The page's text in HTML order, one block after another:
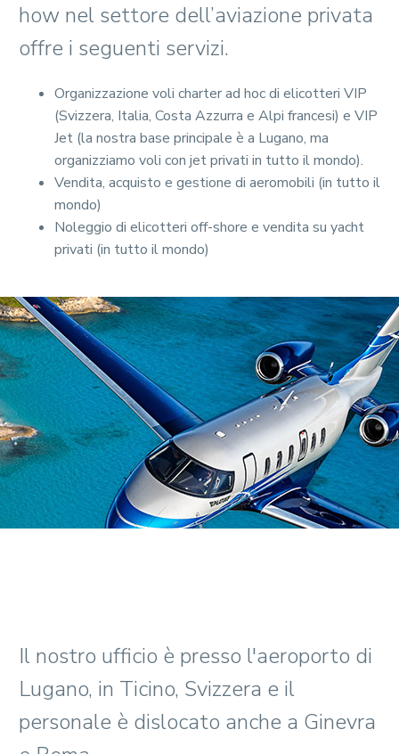
how nel settore dell’aviazione privata
offre i seguenti servizi.
Organizzazione voli charter ad hoc di elicotteri VIP
(Svizzera, Italia, Costa Azzurra e Alpi francesi) e VIP
Jet (la nostra base principale è a Lugano, ma
organizziamo voli con jet privati in tutto il mondo).
Vendita, acquisto e gestione di aeromobili (in tutto il
mondo)
Noleggio di elicotteri off-shore e vendita su yacht
privati (in tutto il mondo)
Il nostro ufficio è presso l'aeroporto di
Lugano, in Ticino, Svizzera e il
personale è dislocato anche a Ginevra